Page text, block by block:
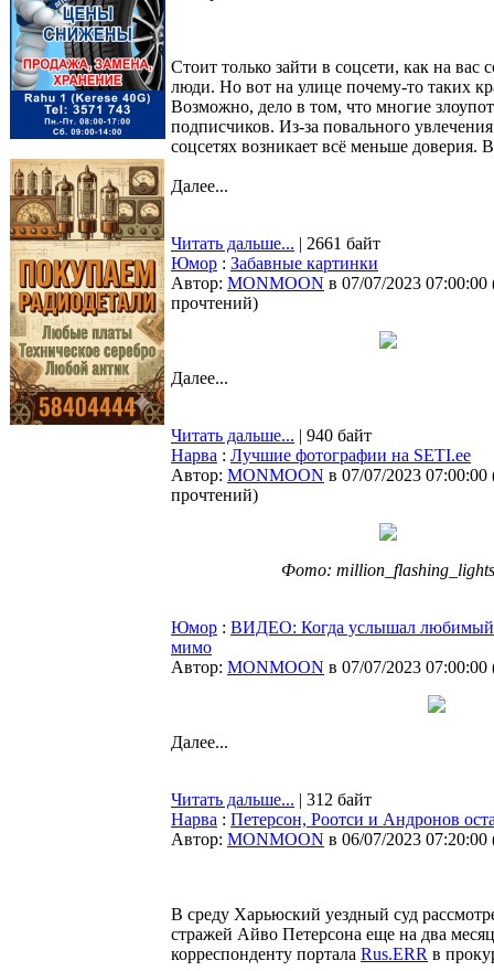
Стоит только зайти в соцсети, как на вас
люди. Но вот на улице почему-то таких
Возможно, дело в том, что многие
подписчиков. Из-за повального
соцсетях возникает всё меньше доверия.
Далее...
Читать дальше... | 2661 байт
Юмор : Забавные картинки
Автор: MONMOON в 07/07/2023 07:00:00
прочтений)
Далее...
Читать дальше... | 940 байт
Нарва : Лучшие фотографии на SETI.ee
Автор: MONMOON в 07/07/2023 07:00:00
прочтений)
Фото: million_flashing_lights
Юмор : ВИДЕО: Когда услышал любимый
мимо
Автор: MONMOON в 07/07/2023 07:00:00
Далее...
Читать дальше... | 312 байт
Нарва : Петерсон, Роотси и Андронов
Автор: MONMOON в 06/07/2023 07:20:00
В среду Харьюский уездный суд
стражей Айво Петерсона еще на два
корреспонденту портала Rus.ERR в